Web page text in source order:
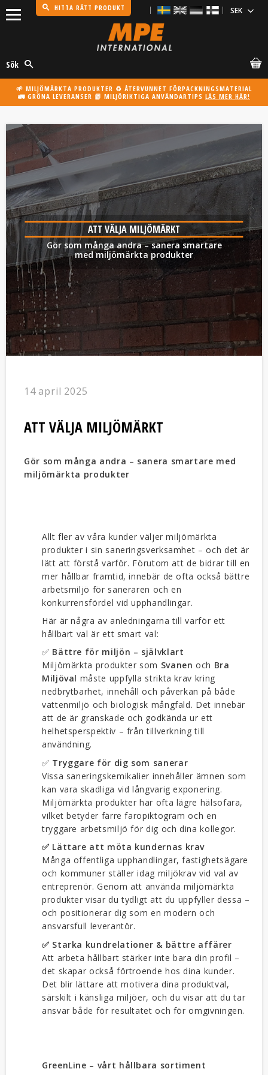
HITTA RÄTT PRODUKT
Sök
🌱 MILJÖMÄRKTA PRODUKTER ♻️ ÅTERVUNNET FÖRPACKNINGSMATERIAL
🚛 GRÖNA LEVERANSER 📗 MILJÖRIKTIGA ANVÄNDARTIPS LÄS MER HÄR!
ATT VÄLJA MILJÖMÄRKT
Gör som många andra – sanera smartare
med miljömärkta produkter
14 april 2025
ATT VÄLJA MILJÖMÄRKT
Gör som många andra – sanera smartare med
miljömärkta produkter
Allt fler av våra kunder väljer miljömärkta
produkter i sin saneringsverksamhet – och det är
lätt att förstå varför. Förutom att de bidrar till en
mer hållbar framtid, innebär de ofta också bättre
arbetsmiljö för saneraren och en
konkurrensfördel vid upphandlingar.
Här är några av anledningarna till varför ett
hållbart val är ett smart val:
✅ Bättre för miljön – självklart
Miljömärkta produkter som Svanen och Bra
Miljöval måste uppfylla strikta krav kring
nedbrytbarhet, innehåll och påverkan på både
vattenmiljö och biologisk mångfald. Det innebär
att de är granskade och godkända ur ett
helhetsperspektiv – från tillverkning till
användning.
✅ Tryggare för dig som sanerar
Vissa saneringskemikalier innehåller ämnen som
kan vara skadliga vid långvarig exponering.
Miljömärkta produkter har ofta lägre hälsofara,
vilket betyder färre faropiktogram och en
tryggare arbetsmiljö för dig och dina kollegor.
✅ Lättare att möta kundernas krav
Många offentliga upphandlingar, fastighetsägare
och kommuner ställer idag miljökrav vid val av
entreprenör. Genom att använda miljömärkta
produkter visar du tydligt att du uppfyller dessa –
och positionerar dig som en modern och
ansvarsfull leverantör.
✅ Starka kundrelationer & bättre affärer
Att arbeta hållbart stärker inte bara din profil –
det skapar också förtroende hos dina kunder.
Det blir lättare att motivera dina produktval,
särskilt i känsliga miljöer, och du visar att du tar
ansvar både för resultatet och för omgivningen.
GreenLine – vårt hållbara sortiment